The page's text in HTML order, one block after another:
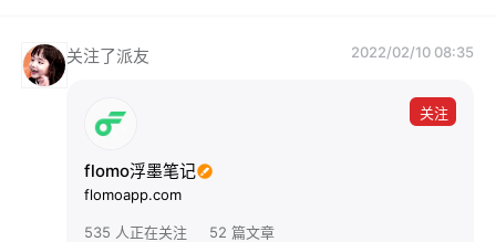
关注了派友 2022/02/10 08:35
关注
flomo浮墨笔记
flomoapp.com
535 人正在关注 52 篇文章